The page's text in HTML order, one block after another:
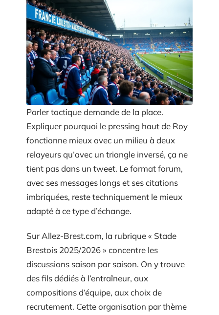
Parler tactique demande de la place.
Expliquer pourquoi le pressing haut de Roy
fonctionne mieux avec un milieu à deux
relayeurs qu’avec un triangle inversé, ça ne
tient pas dans un tweet. Le format forum,
avec ses messages longs et ses citations
imbriquées, reste techniquement le mieux
adapté à ce type d’échange.
Sur Allez-Brest.com, la rubrique « Stade
Brestois 2025/2026 » concentre les
discussions saison par saison. On y trouve
des fils dédiés à l’entraîneur, aux
compositions d’équipe, aux choix de
recrutement. Cette organisation par thème